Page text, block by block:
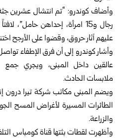
وأضاف كوندرو: “تم انتشال عشرين
رجال و15 امرأة، إحداهن
عليهم آثار حروق، وقضوا على الأرجح
وأشار كوندرو إلى أن فرق الإطفاء
عالقين داخل المبنى، ويجري جمع
ملابسات الحادث.
ويضم المبنى مكاتب شركة تيرا درون
الطائرات المسيرة لأغراض المسح
والزراعة.
وأظهرت لقطات بثتها قناة كومباس